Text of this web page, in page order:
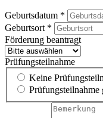
Geburtsdatum *
Geburtsort *
Förderung beantragt
Prüfungsteilnahme
Keine
Prüfungsteilnahme